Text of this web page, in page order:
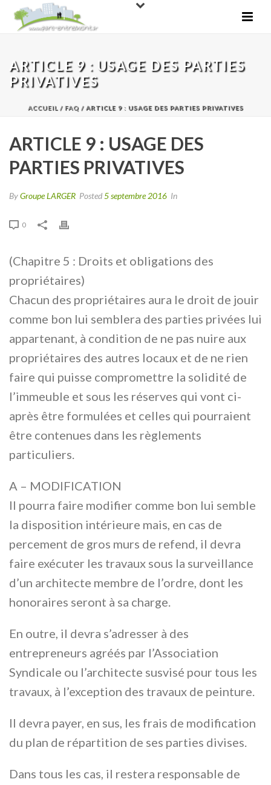
ARTICLE 9 : USAGE DES PARTIES
PRIVATIVES
ACCUEIL / FAQ/ ARTICLE 9 : USAGE DES PARTIES PRIVATIVES
ARTICLE 9 : USAGE DES
PARTIES PRIVATIVES
ByGroupe LARGER Posted5 septembre 2016 In
0
(Chapitre 5 : Droits et obligations des
propriétaires)
Chacun des propriétaires aura le droit de jouir
comme bon lui semblera des parties privées lui
appartenant, à condition de ne pas nuire aux
propriétaires des autres locaux et de ne rien
faire qui puisse compromettre la solidité de
l’immeuble et sous les réserves qui vont ci-
après être formulées et celles qui pourraient
être contenues dans les règlements
particuliers.
A – MODIFICATION
Il pourra faire modifier comme bon lui semble
la disposition intérieure mais, en cas de
percement de gros murs de refend, il devra
faire exécuter les travaux sous la surveillance
d’un architecte membre de l’ordre, dont les
honoraires seront à sa charge.
En outre, il devra s’adresser à des
entrepreneurs agréés par l’Association
Syndicale ou l’architecte susvisé pour tous les
travaux, à l’exception des travaux de peinture.
Il devra payer, en sus, les frais de modification
du plan de répartition de ses parties divises.
Dans tous les cas, il restera responsable de